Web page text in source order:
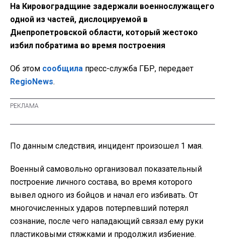
На Кировоградщине задержали военнослужащего
одной из частей, дислоцируемой в
Днепропетровской области, который жестоко
избил побратима во время построения
Об этом сообщила пресс-служба ГБР, передает
RegioNews.
По данным следствия, инцидент произошел 1 мая.
Военный самовольно организовал показательный
построение личного состава, во время которого
вывел одного из бойцов и начал его избивать. От
многочисленных ударов потерпевший потерял
сознание, после чего нападающий связал ему руки
пластиковыми стяжками и продолжил избиение.